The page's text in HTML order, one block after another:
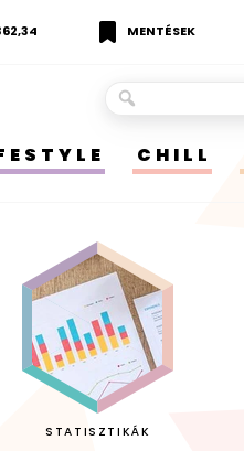
MENTÉSEK
CHILL
STATISZTIKÁK